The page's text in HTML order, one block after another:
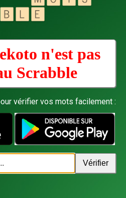
n'est pas
Scrabble
vérifier vos mots facilement :